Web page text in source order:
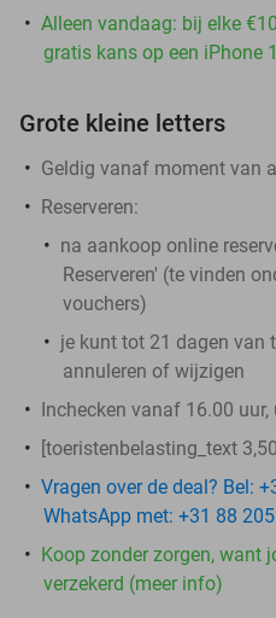
Alleen vandaag: bij elke
gratis kans op een iPhone
Grote kleine letters
Geldig vanaf moment van
Reserveren:
na aankoop online
Reserveren' (te vinden
vouchers)
je kunt tot 21 dagen van
annuleren of wijzigen
Inchecken vanaf 16.00
[toeristenbelasting_text
Vragen over de deal? Bel:
WhatsApp met: +31 88
Koop zonder zorgen, want
verzekerd (meer info)